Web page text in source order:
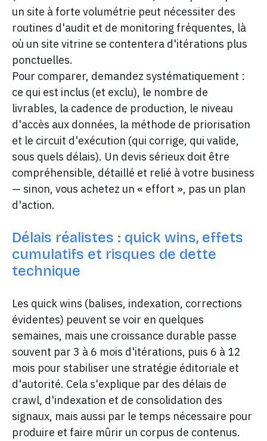
un site à forte volumétrie peut nécessiter des
routines d'audit et de monitoring fréquentes, là
où un site vitrine se contentera d'itérations plus
ponctuelles.
Pour comparer, demandez systématiquement :
ce qui est inclus (et exclu), le nombre de
livrables, la cadence de production, le niveau
d'accès aux données, la méthode de priorisation
et le circuit d'exécution (qui corrige, qui valide,
sous quels délais). Un devis sérieux doit être
compréhensible, détaillé et relié à votre business
— sinon, vous achetez un « effort », pas un plan
d'action.
Délais réalistes : quick wins, effets
cumulatifs et risques de dette
technique
Les quick wins (balises, indexation, corrections
évidentes) peuvent se voir en quelques
semaines, mais une croissance durable passe
souvent par 3 à 6 mois d'itérations, puis 6 à 12
mois pour stabiliser une stratégie éditoriale et
d'autorité. Cela s'explique par des délais de
crawl, d'indexation et de consolidation des
signaux, mais aussi par le temps nécessaire pour
produire et faire mûrir un corpus de contenus.